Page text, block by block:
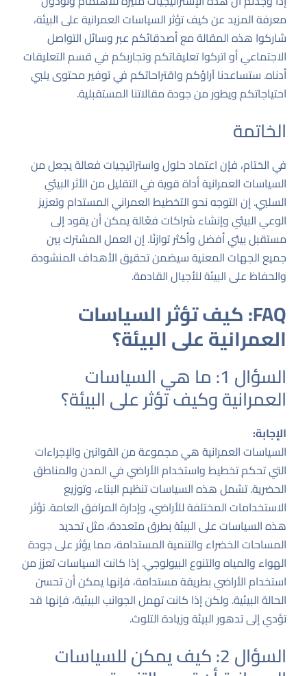
معرفة المزيد عن كيف تؤثر السياسات العمرانية على البيئة،
شاركوا هذه المقالة مع أصدقائكم عبر وسائل التواصل
الاجتماعي أو اتركوا تعليقاتكم وتجاربكم في قسم التعليقات
أدناه. ستساعدنا آراؤكم واقتراحاتكم في توفير محتوى يلبي
احتياجاتكم ويطور من جودة مقالاتنا المستقبلية.
الخاتمة
في الختام، فإن اعتماد حلول واستراتيجيات فعالة يجعل من
السياسات العمرانية أداة قوية في التقليل من الأثر البيئي
السلبي. إن التوجه نحو التخطيط العمراني المستدام وتعزيز
الوعي البيئي وإنشاء شراكات فعّالة يمكن أن يقود إلى
مستقبل بيئي أفضل وأكثر توازنًا. إن العمل المشترك بين
جميع الجهات المعنية سيضمن تحقيق الأهداف المنشودة
والحفاظ على البيئة للأجيال القادمة.
FAQ: كيف تؤثر السياسات
العمرانية على البيئة؟
السؤال 1: ما هي السياسات
العمرانية وكيف تؤثر على البيئة؟
الإجابة:
السياسات العمرانية هي مجموعة من القوانين والإجراءات
التي تحكم تخطيط واستخدام الأراضي في المدن والمناطق
الحضرية. تشمل هذه السياسات تنظيم البناء، وتوزيع
الاستخدامات المختلفة للأراضي، وإدارة المرافق العامة. تؤثر
هذه السياسات على البيئة بطرق متعددة، مثل تحديد
المساحات الخضراء والتنمية المستدامة، مما يؤثر على جودة
الهواء والمياه والتنوع البيولوجي. إذا كانت السياسات تعزز من
استخدام الأراضي بطريقة مستدامة، فإنها يمكن أن تحسن
الحالة البيئية. ولكن إذا كانت تهمل الجوانب البيئية، فإنها قد
تؤدي إلى تدهور البيئة وزيادة التلوث.
السؤال 2: كيف يمكن للسياسات